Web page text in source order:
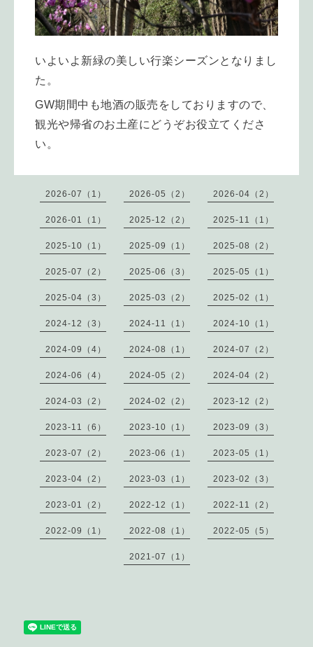
いよいよ新緑の美しい行楽シーズンとなりまし
た。
GW期間中も地酒の販売をしておりますので、
観光や帰省のお土産にどうぞお役立てくださ
い。
2026-07（1） 2026-05（2） 2026-04（2）
2026-01（1） 2025-12（2） 2025-11（1）
2025-10（1） 2025-09（1） 2025-08（2）
2025-07（2） 2025-06（3） 2025-05（1）
2025-04（3） 2025-03（2） 2025-02（1）
2024-12（3） 2024-11（1） 2024-10（1）
2024-09（4） 2024-08（1） 2024-07（2）
2024-06（4） 2024-05（2） 2024-04（2）
2024-03（2） 2024-02（2） 2023-12（2）
2023-11（6） 2023-10（1） 2023-09（3）
2023-07（2） 2023-06（1） 2023-05（1）
2023-04（2） 2023-03（1） 2023-02（3）
2023-01（2） 2022-12（1） 2022-11（2）
2022-09（1） 2022-08（1） 2022-05（5）
2021-07（1）